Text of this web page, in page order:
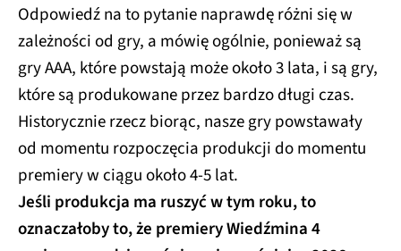
Odpowiedź na to pytanie naprawdę różni się w
zależności od gry, a mówię ogólnie, ponieważ są
gry AAA, które powstają może około 3 lata, i są gry,
które są produkowane przez bardzo długi czas.
Historycznie rzecz biorąc, nasze gry powstawały
od momentu rozpoczęcia produkcji do momentu
premiery w ciągu około 4-5 lat.
Jeśli produkcja ma ruszyć w tym roku, to
oznaczałoby to, że premiery Wiedźmina 4